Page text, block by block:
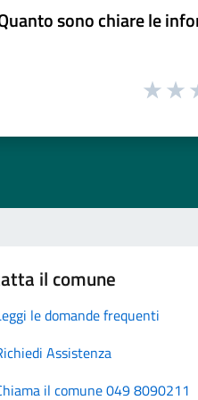
sono chiare le
il comune
le domande frequenti
Assistenza
il comune 049 8090211